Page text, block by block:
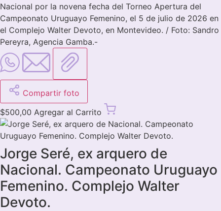
Nacional por la novena fecha del Torneo Apertura del
Campeonato Uruguayo Femenino, el 5 de julio de 2026 en
el Complejo Walter Devoto, en Montevideo. / Foto: Sandro
Pereyra, Agencia Gamba.-
Compartir foto
$500,00 Agregar al Carrito
Jorge Seré, ex arquero de
Nacional. Campeonato Uruguayo
Femenino. Complejo Walter
Devoto.